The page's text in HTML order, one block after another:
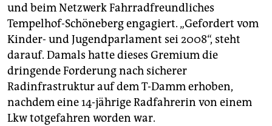
und beim Netzwerk Fahrradfreundliches
Tempelhof-Schöneberg engagiert. „Gefordert vom
Kinder- und Jugendparlament sei 2008“, steht
darauf. Damals hatte dieses Gremium die
dringende Forderung nach sicherer
Radinfrastruktur auf dem T-Damm erhoben,
nachdem eine 14-jährige Radfahrerin von einem
Lkw totgefahren worden war.